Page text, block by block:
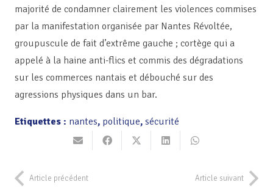
majorité de condamner clairement les violences commises
par la manifestation organisée par Nantes Révoltée,
groupuscule de fait d’extrême gauche ; cortège qui a
appelé à la haine anti-flics et commis des dégradations
sur les commerces nantais et débouché sur des
agressions physiques dans un bar.
Etiquettes : nantes, politique, sécurité
Article précédent Article suivant